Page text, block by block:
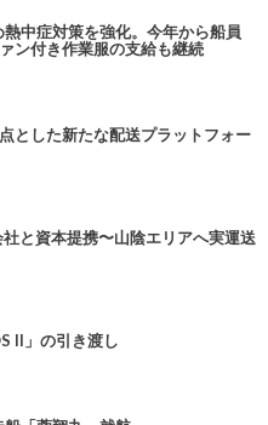
中症対策を強化。今年から船員
ン付き作業服の支給も継続
とした新たな配送プラットフォー
と資本提携〜山陰エリアへ実運送
II」の引き渡し